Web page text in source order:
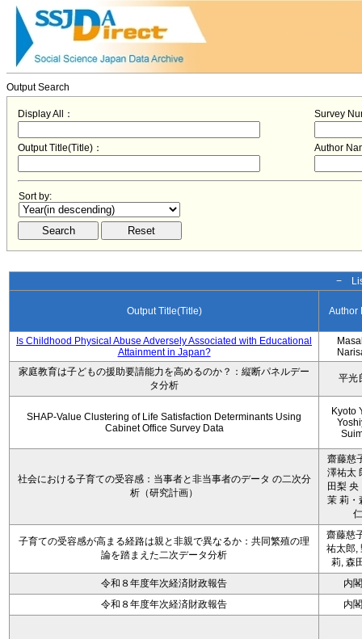
Output Search
Display All： Survey
Output Title(Title)： Author
Sort by:
−
Output Title(Title) Author
Is Childhood Physical Abuse Adversely Associated with Educational
Attainment in Japan?
家庭教育は子どもの援助要請能力を高めるのか？：縦断パネルデー
タ分析
平光
SHAP-Value Clustering of Life Satisfaction Determinants Using
Cabinet Office Survey Data
Kyoto
社会における子育ての受容感：当事者と非当事者のデータ の二次分
析（研究計画）
齋藤慈
澤祐太
田梨 央
茉 莉・
仁
子育ての受容感が高まる経路は親と非親で異なるか：共同繁殖の理
論を踏まえた二次データ分析
齋藤慈
祐太郎,
莉, 森
令和８年度年次経済財政報告
内
令和８年度年次経済財政報告
内